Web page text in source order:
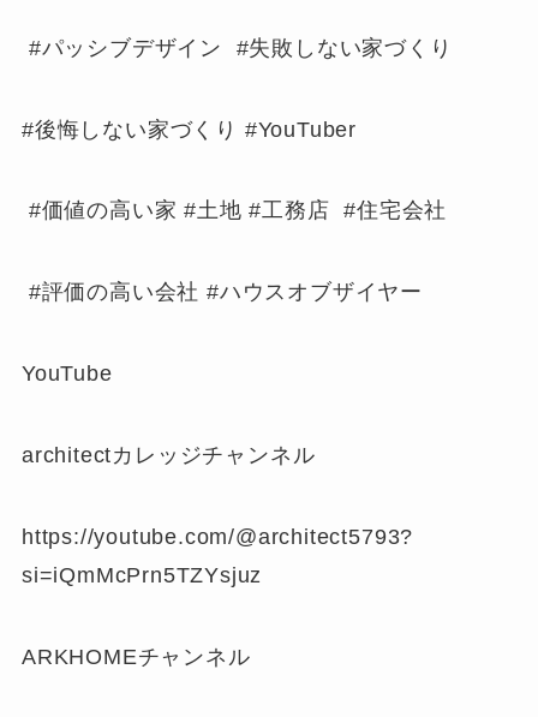
#パッシブデザイン #失敗しない家づくり
#後悔しない家づくり #YouTuber
#価値の高い家 #土地 #工務店 #住宅会社
#評価の高い会社 #ハウスオブザイヤー
YouTube
architectカレッジチャンネル
https://youtube.com/@architect5793?
si=iQmMcPrn5TZYsjuz
ARKHOMEチャンネル